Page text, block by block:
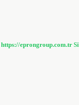
https://eprongroup.com.tr